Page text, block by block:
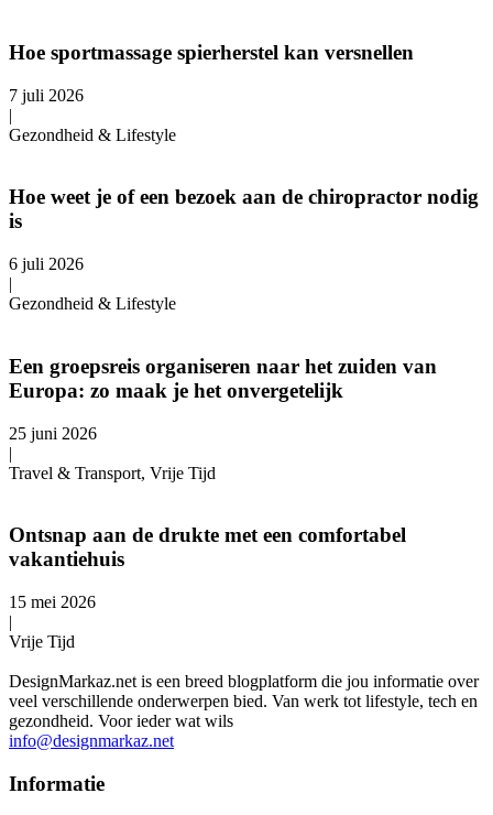
Hoe sportmassage spierherstel kan versnellen
7 juli 2026
|
Gezondheid & Lifestyle
Hoe weet je of een bezoek aan de chiropractor nodig
is
6 juli 2026
|
Gezondheid & Lifestyle
Een groepsreis organiseren naar het zuiden van
Europa: zo maak je het onvergetelijk
25 juni 2026
|
Travel & Transport, Vrije Tijd
Ontsnap aan de drukte met een comfortabel
vakantiehuis
15 mei 2026
|
Vrije Tijd
DesignMarkaz.net is een breed blogplatform die jou informatie over
veel verschillende onderwerpen bied. Van werk tot lifestyle, tech en
gezondheid. Voor ieder wat wils
info@designmarkaz.net
Informatie